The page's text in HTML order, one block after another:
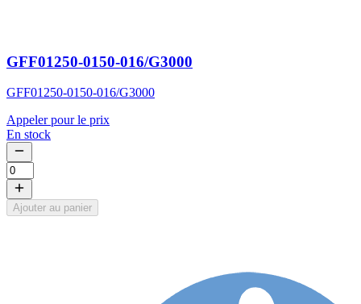
GFF01250-0150-016/G3000
GFF01250-0150-016/G3000
Appeler pour le prix
En stock
Ajouter au panier